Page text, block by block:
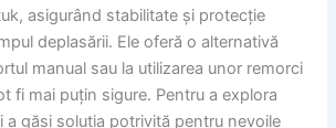
asigurând stabilitate și protecție
deplasării. Ele oferă o alternativă
manual sau la utilizarea unor remorci
fi mai puțin sigure. Pentru a explora
a găsi soluția potrivită pentru nevoile